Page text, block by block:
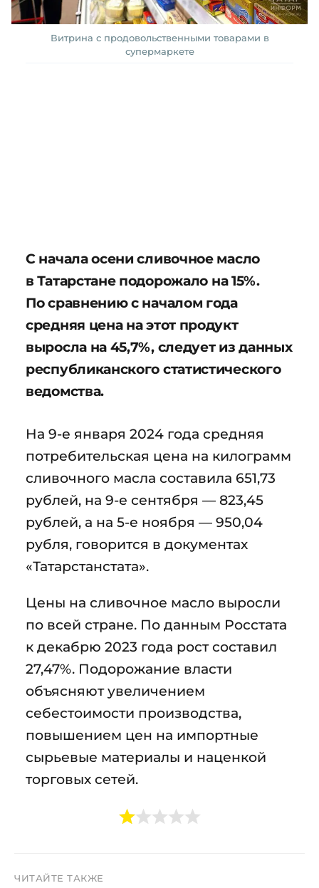
Витрина с продовольственными товарами в
супермаркете
С начала осени сливочное масло
в Татарстане подорожало на 15%.
По сравнению с началом года
средняя цена на этот продукт
выросла на 45,7%, следует из данных
республиканского статистического
ведомства.
На 9-е января 2024 года средняя
потребительская цена на килограмм
сливочного масла составила 651,73
рублей, на 9-е сентября — 823,45
рублей, а на 5-е ноября — 950,04
рубля, говорится в документах
«Татарстанстата».
Цены на сливочное масло выросли
по всей стране. По данным Росстата
к декабрю 2023 года рост составил
27,47%. Подорожание власти
объясняют увеличением
себестоимости производства,
повышением цен на импортные
сырьевые материалы и наценкой
торговых сетей.
ЧИТАЙТЕ ТАКЖЕ